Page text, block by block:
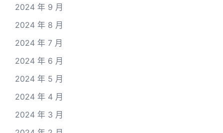
2024 年 9 月
2024 年 8 月
2024 年 7 月
2024 年 6 月
2024 年 5 月
2024 年 4 月
2024 年 3 月